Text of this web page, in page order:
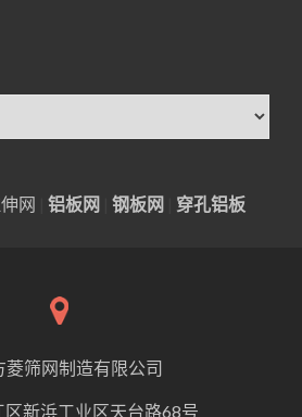
网 铝板网 钢板网 穿孔铝板
菱筛网制造有限公司
区新浜工业区天台路68号